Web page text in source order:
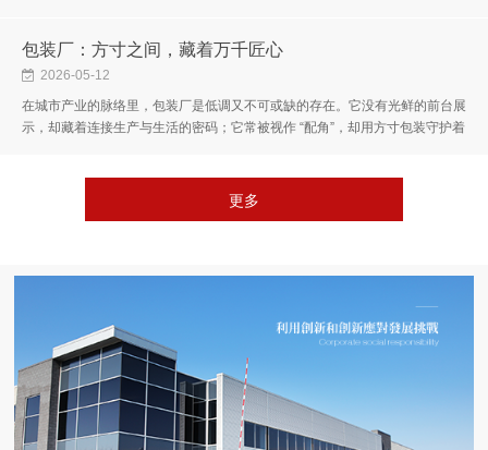
包装厂：方寸之间，藏着万千匠心
2026-05-12
在城市产业的脉络里，包装厂是低调又不可或缺的存在。它没有光鲜的前台展
示，却藏着连接生产与生活的密码；它常被视作 “配角”，却用方寸包装守护着
更多